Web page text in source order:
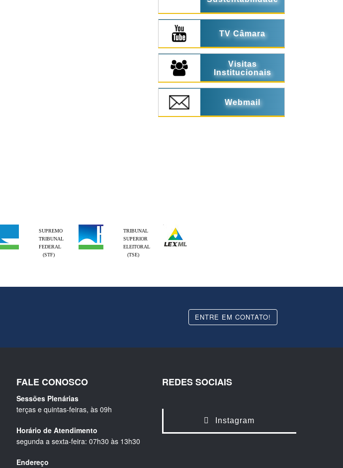
TV Câmara
Visitas
Institucionais
Webmail
SUPREMO
TRIBUNAL
FEDERAL
(STF)
TRIBUNAL
SUPERIOR
ELEITORAL
(TSE)
ENTRE EM CONTATO!
FALE CONOSCO
Sessões Plenárias
terças e quintas-feiras, às 09h
Horário de Atendimento
segunda a sexta-feira: 07h30 às 13h30
Endereço
REDES SOCIAIS
Instagram